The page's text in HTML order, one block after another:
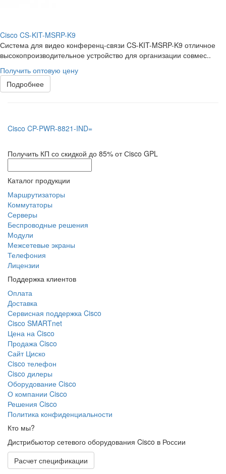
Cisco CS-KIT-MSRP-K9
Система для видео конференц-связи CS-KIT-MSRP-K9 отличное
высокопроизводительное устройство для организации совмес..
Получить оптовую цену
Подробнее
Cisco CP-PWR-8821-IND=
Получить КП со скидкой до 85% от Сisco GPL
Каталог продукции
Маршрутизаторы
Коммутаторы
Серверы
Беспроводные решения
Модули
Межсетевые экраны
Телефония
Лицензии
Поддержка клиентов
Оплата
Доставка
Сервисная поддержка Cisco
Cisco SMARTnet
Цена на Cisco
Продажа Cisco
Сайт Циско
Сisco телефон
Cisco дилеры
Оборудование Cisco
О компании Cisco
Решения Cisco
Политика конфиденциальности
Кто мы?
Дистрибьютор сетевого оборудования Cisco в России
Расчет спецификации